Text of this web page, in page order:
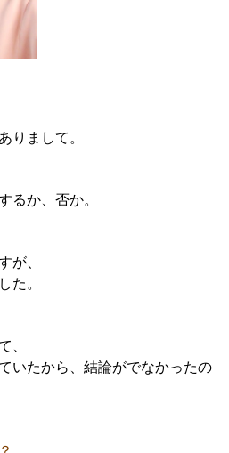
りまして。
るか、否か。
が、
た。
、
いたから、結論がでなかったの